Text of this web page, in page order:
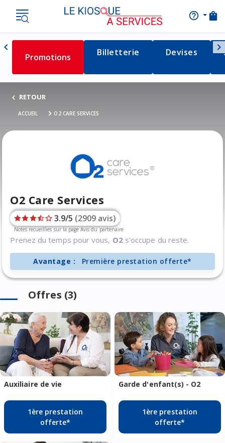
help_outline AIDE
shopping_bag
chevron_left
Naviguer vers la gauche
Détail de la catégorie
Promotions Détail de la catégorie
Billetterie Détail de la
Devises chevron_right
RETOUR
ACCUEIL O2 CARE SERVICES
O2 Care Services
3.9/5 (2909 avis)
Notes recueillies sur la page Avis du partenaire
Prenez du temps pour vous, O2 s'occupe du reste.
Avantage : Première prestation offerte*
Offres (3)
Auxiliaire de vie
1ère prestation
offerte*
Garde d'enfant(s) - O2
1ère prestation
offerte*